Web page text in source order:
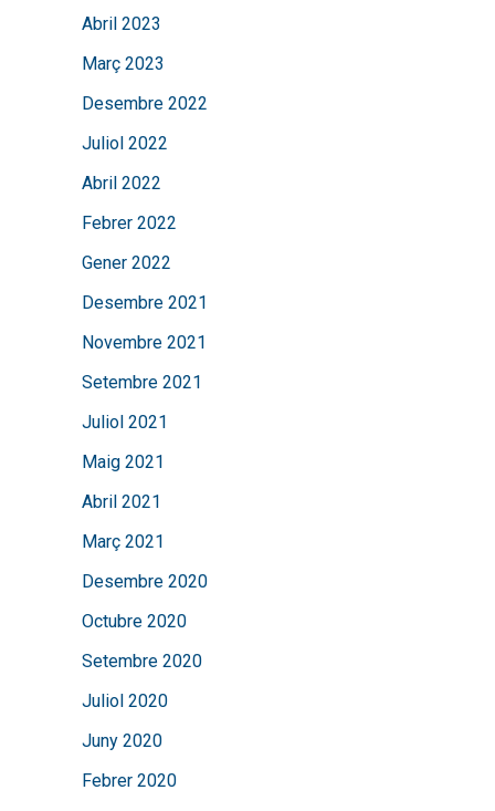
Abril 2023
Març 2023
Desembre 2022
Juliol 2022
Abril 2022
Febrer 2022
Gener 2022
Desembre 2021
Novembre 2021
Setembre 2021
Juliol 2021
Maig 2021
Abril 2021
Març 2021
Desembre 2020
Octubre 2020
Setembre 2020
Juliol 2020
Juny 2020
Febrer 2020